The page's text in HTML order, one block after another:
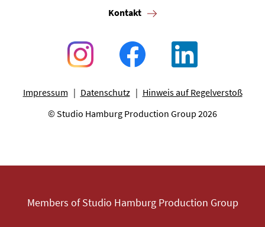
Kontakt
Impressum Datenschutz
Hinweis auf Regelverstoß
© Studio Hamburg Production Group 2026
Members of Studio Hamburg Production Group